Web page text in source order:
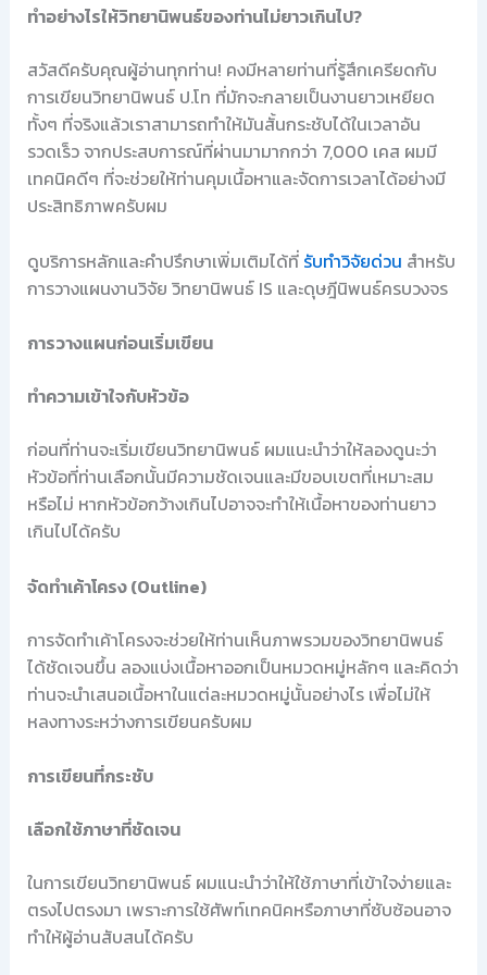
ทำอย่างไรให้วิทยานิพนธ์ของท่านไม่ยาวเกินไป?
สวัสดีครับคุณผู้อ่านทุกท่าน! คงมีหลายท่านที่รู้สึกเครียดกับ
การเขียนวิทยานิพนธ์ ป.โท ที่มักจะกลายเป็นงานยาวเหยียด
ทั้งๆ ที่จริงแล้วเราสามารถทำให้มันสั้นกระชับได้ในเวลาอัน
รวดเร็ว จากประสบการณ์ที่ผ่านมามากกว่า 7,000 เคส ผมมี
เทคนิคดีๆ ที่จะช่วยให้ท่านคุมเนื้อหาและจัดการเวลาได้อย่างมี
ประสิทธิภาพครับผม
ดูบริการหลักและคำปรึกษาเพิ่มเติมได้ที่ รับทำวิจัยด่วน สำหรับ
การวางแผนงานวิจัย วิทยานิพนธ์ IS และดุษฎีนิพนธ์ครบวงจร
การวางแผนก่อนเริ่มเขียน
ทำความเข้าใจกับหัวข้อ
ก่อนที่ท่านจะเริ่มเขียนวิทยานิพนธ์ ผมแนะนำว่าให้ลองดูนะว่า
หัวข้อที่ท่านเลือกนั้นมีความชัดเจนและมีขอบเขตที่เหมาะสม
หรือไม่ หากหัวข้อกว้างเกินไปอาจจะทำให้เนื้อหาของท่านยาว
เกินไปได้ครับ
จัดทำเค้าโครง (Outline)
การจัดทำเค้าโครงจะช่วยให้ท่านเห็นภาพรวมของวิทยานิพนธ์
ได้ชัดเจนขึ้น ลองแบ่งเนื้อหาออกเป็นหมวดหมู่หลักๆ และคิดว่า
ท่านจะนำเสนอเนื้อหาในแต่ละหมวดหมู่นั้นอย่างไร เพื่อไม่ให้
หลงทางระหว่างการเขียนครับผม
การเขียนที่กระชับ
เลือกใช้ภาษาที่ชัดเจน
ในการเขียนวิทยานิพนธ์ ผมแนะนำว่าให้ใช้ภาษาที่เข้าใจง่ายและ
ตรงไปตรงมา เพราะการใช้ศัพท์เทคนิคหรือภาษาที่ซับซ้อนอาจ
ทำให้ผู้อ่านสับสนได้ครับ